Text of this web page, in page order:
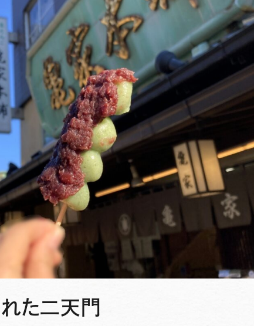
た二天門